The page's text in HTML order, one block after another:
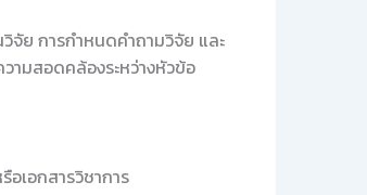
จัย การกำหนดคำถามวิจัย และ
ามสอดคล้องระหว่างหัวข้อ
เอกสารวิชาการ